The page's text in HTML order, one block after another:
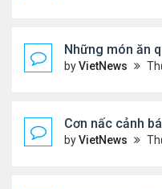
Những món ăn
byVietNews Thứ 5 Tháng 8
Cơn nấc cảnh
byVietNews Thứ 5 Tháng 8